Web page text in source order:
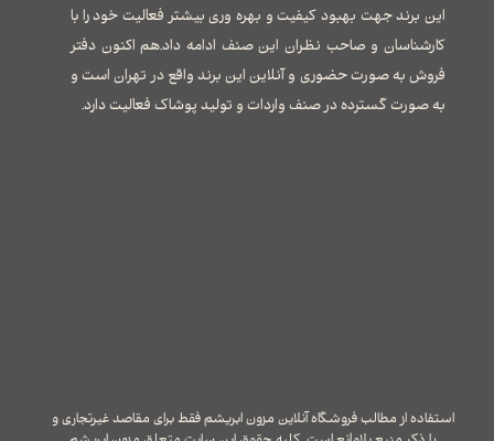
این برند جهت بهبود کیفیت و بهره وری بیشتر فعالیت خود را با
کارشناسان و صاحب نظران این صنف ادامه داد.هم اکنون دفتر
فروش به صورت حضوری و آنلاین این برند واقع در تهران است و
به صورت گسترده در صنف واردات و تولید پوشاک فعالیت دارد.
استفاده از مطالب فروشگاه آنلاین مزون ابریشم فقط برای مقاصد غیرتجاری و